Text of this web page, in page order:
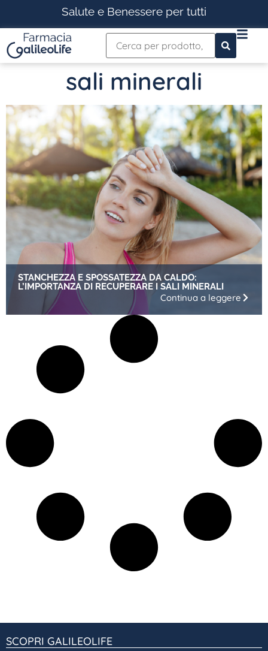
Salute e Benessere per tutti
sali minerali
STANCHEZZA E SPOSSATEZZA DA CALDO:
L’IMPORTANZA DI RECUPERARE I SALI MINERALI
Continua a leggere
SCOPRI GALILEOLIFE